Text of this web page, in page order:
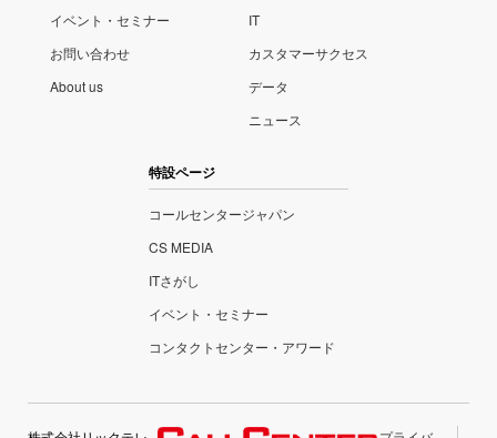
イベント・セミナー
お問い合わせ
About us
IT
カスタマーサクセス
データ
ニュース
特設ページ
コールセンタージャパン
CS MEDIA
ITさがし
イベント・セミナー
コンタクトセンター・アワード